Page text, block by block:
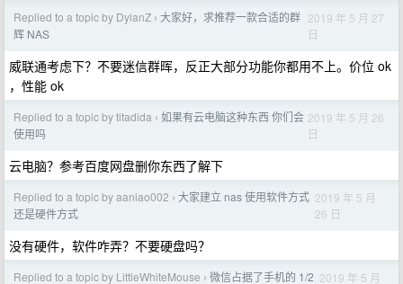
Replied to a topic by DylanZ › 大家好，求推荐一款合适的群
辉 NAS
2019 年 5 月 27
日
威联通考虑下？不要迷信群晖，反正大部分功能你都用不上。价位 ok
，性能 ok
Replied to a topic by titadida › 如果有云电脑这种东西 你们会
使用吗
2019 年 5 月 26
日
云电脑？参考百度网盘删你东西了解下
Replied to a topic by aaniao002 › 大家建立 nas 使用软件方式
还是硬件方式
2019 年 5 月
26 日
没有硬件，软件咋弄？不要硬盘吗？
Replied to a topic by LittleWhiteMouse › 微信占据了手机的 1/2 2019 年 5 月